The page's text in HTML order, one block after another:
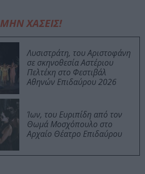
ΜΗΝ ΧΑΣΕΙΣ!
Λυσιστράτη, του Αριστοφάνη
σε σκηνοθεσία Αστέριου
Πελτέκη στο Φεστιβάλ
Αθηνών Επιδαύρου 2026
Ίων, του Ευριπίδη από τον
Θωμά Μοσχόπουλο στο
Αρχαίο Θέατρο Επιδαύρου